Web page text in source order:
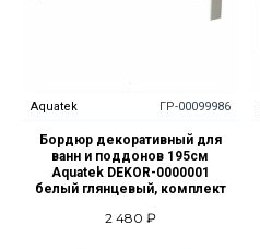
Aquatek ГР-00099986
Бордюр декоративный для
ванн и поддонов 195см
Aquatek DEKOR-0000001
белый глянцевый, комплект
2 480 ₽